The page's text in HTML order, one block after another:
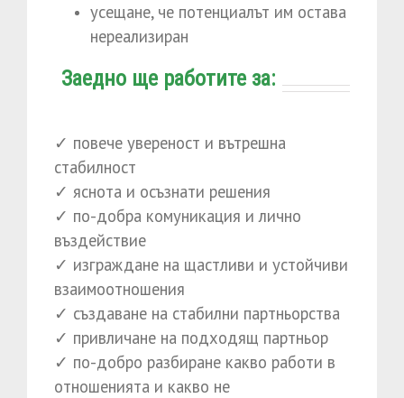
усещане, че потенциалът им остава
нереализиран
Заедно ще работите за:
✓ повече увереност и вътрешна
стабилност
✓ яснота и осъзнати решения
✓ по-добра комуникация и лично
въздействие
✓ изграждане на щастливи и устойчиви
взаимоотношения
✓ създаване на стабилни партньорства
✓ привличане на подходящ партньор
✓ по-добро разбиране какво работи в
отношенията и какво не